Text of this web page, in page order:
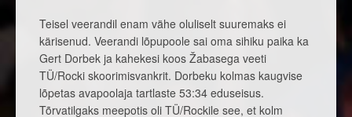
Teisel veerandil enam vähe oluliselt suuremaks ei
kärisenud. Veerandi lõpupoole sai oma sihiku paika ka
Gert Dorbek ja kahekesi koos Žabasega veeti
TÜ/Rocki skoorimisvankrit. Dorbeku kolmas kaugvise
lõpetas avapoolaja tartlaste 53:34 eduseisus.
Tõrvatilgaks meepotis oli TÜ/Rockile see, et kolm